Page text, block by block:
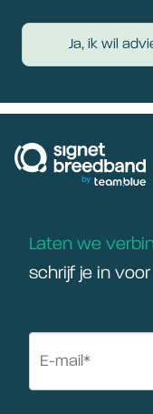
Ja, ik wil
Laten we
schrijf je in